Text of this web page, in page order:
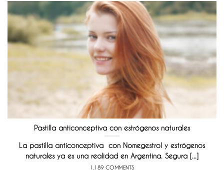
Pastilla anticonceptiva con estrógenos naturales
La pastilla anticonceptiva con Nomegestrol y estrógenos
naturales ya es una realidad en Argentina. Segura [...]
1.189 COMMENTS